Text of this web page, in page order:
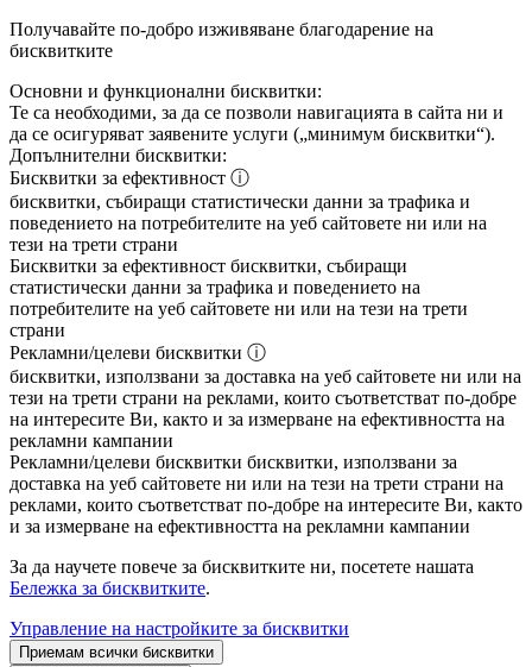
Получавайте по-добро изживяване благодарение на
бисквитките
Основни и функционални бисквитки:
Те са необходими, за да се позволи навигацията в сайта ни и
да се осигуряват заявените услуги („минимум бисквитки“).
Допълнителни бисквитки:
Бисквитки за ефективност ⓘ
бисквитки, събиращи статистически данни за трафика и
поведението на потребителите на уеб сайтовете ни или на
тези на трети страни
Бисквитки за ефективност бисквитки, събиращи
статистически данни за трафика и поведението на
потребителите на уеб сайтовете ни или на тези на трети
страни
Рекламни/целеви бисквитки ⓘ
бисквитки, използвани за доставка на уеб сайтовете ни или на
тези на трети страни на реклами, които съответстват по-добре
на интересите Ви, както и за измерване на ефективността на
рекламни кампании
Рекламни/целеви бисквитки бисквитки, използвани за
доставка на уеб сайтовете ни или на тези на трети страни на
реклами, които съответстват по-добре на интересите Ви, както
и за измерване на ефективността на рекламни кампании
За да научете повече за бисквитките ни, посетете нашата
Бележка за бисквитките.
Управление на настройките за бисквитки
Приемам всички бисквитки